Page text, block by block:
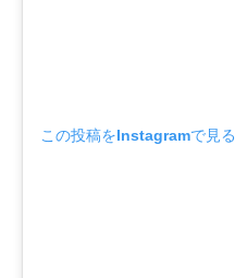
この投稿をInstagramで見る